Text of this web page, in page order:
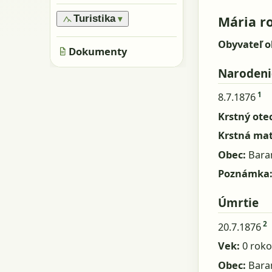
›Pamiatky
›Skaly, kamene
›Všeobecne
›Obyvatelia a rody
Turistika ▾
›Značené trasy
›Neznačené trasy
Dokumenty
Mária
Obyvateľ
8.7.18761
Krstný
Krstná
Obec:
Poznámka:
Úmrtie
20.7.18762
Vek: 0
Obec: